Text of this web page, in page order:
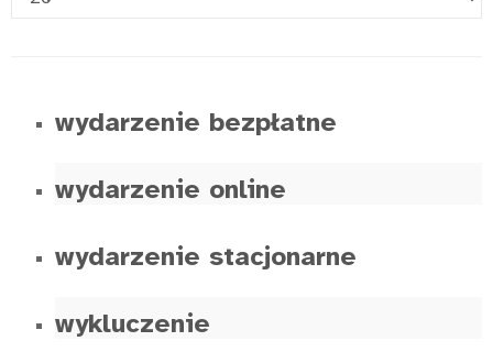
wydarzenie bezpłatne
wydarzenie online
wydarzenie stacjonarne
wykluczenie